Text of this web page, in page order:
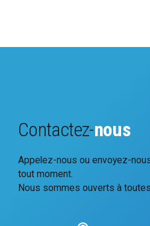
Contactez-nous
Appelez-nous ou envoyez-
tout moment.
Nous sommes ouverts à